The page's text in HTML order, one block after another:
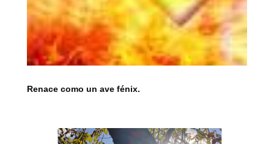
Renace como un ave fénix.